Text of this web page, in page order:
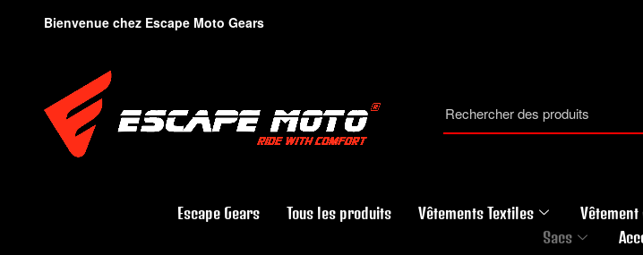
Bienvenue chez Escape Moto Gears
Escape Gears Tous les produits Vêtements Textiles
Sacs